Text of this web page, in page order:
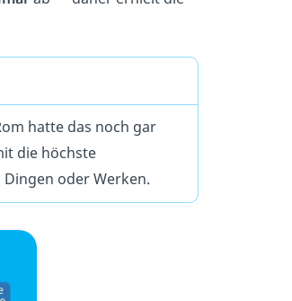
hatte das noch gar
die höchste
Dingen oder Werken.